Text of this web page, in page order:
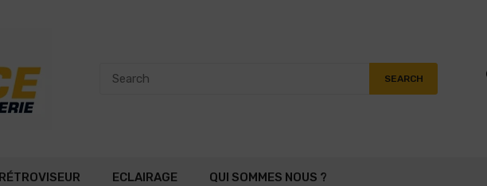
SEARCH
RÉTROVISEUR ECLAIRAGE QUI SOMMES NOUS ?